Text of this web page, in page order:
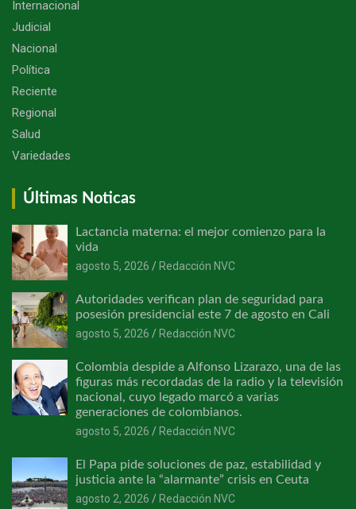
Internacional
Judicial
Nacional
Política
Reciente
Regional
Salud
Variedades
Últimas Noticas
Lactancia materna: el mejor comienzo para la
vida
agosto 5, 2026
Redacción NVC
Autoridades verifican plan de seguridad para
posesión presidencial este 7 de agosto en Cali
agosto 5, 2026
Redacción NVC
Colombia despide a Alfonso Lizarazo, una de las
figuras más recordadas de la radio y la televisión
nacional, cuyo legado marcó a varias
generaciones de colombianos.
agosto 5, 2026
Redacción NVC
El Papa pide soluciones de paz, estabilidad y
justicia ante la “alarmante” crisis en Ceuta
agosto 2, 2026
Redacción NVC